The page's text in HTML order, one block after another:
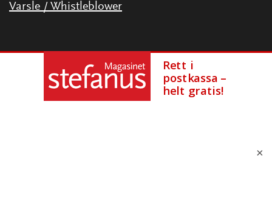
Varsle / Whistleblower
×